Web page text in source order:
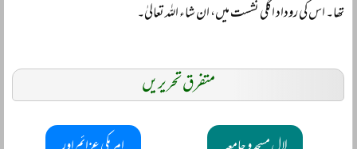
تھا۔ اس کی روداد اگلی نشست میں، ان شاء اللہ تعالیٰ۔
متفرق تحریریں